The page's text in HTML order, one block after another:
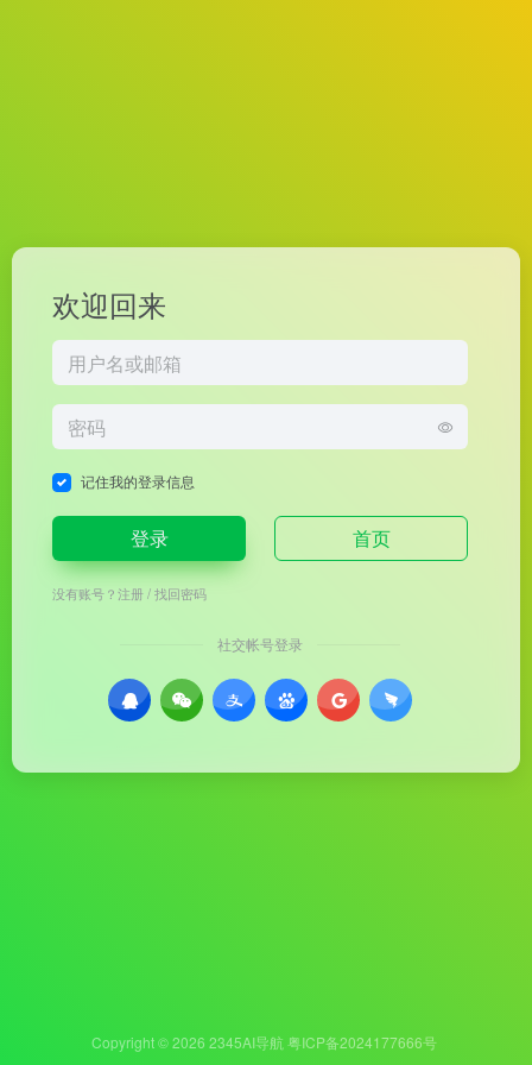
欢迎回来
记住我的登录信息
登录 首页
没有账号？注册/找回密码
社交帐号登录
Copyright © 2026 2345AI导航 粤ICP备2024177666号